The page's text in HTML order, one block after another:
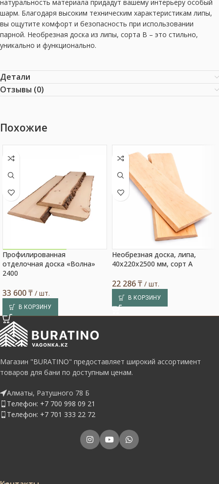
натуральность материала придадут вашему интерьеру особый
шарм. Благодаря высоким техническим характеристикам липы,
вы ощутите комфорт и безопасность при использовании
парной. Необрезная доска из липы, сорта B – это стильно,
уникально и функционально.
Детали
Отзывы (0)
Похожие
Акция на товар!
Профилированная
отделочная доска «Волна»
2400
33 600₸ / шт.
В КОРЗИНУ
Необрезная доска, липа,
40x220x2500 мм, сорт A
22 286₸ / шт.
В КОРЗИНУ
Магазин "BURATINO" предоставляет широкий ассортимент
товаров для бани по доступным ценам.
Алматы, Ратушного 78 Б
Телефон: +7 700 998 09 21
Телефон: +7 701 333 22 72